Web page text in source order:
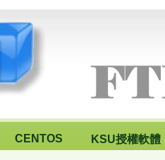
CENTOS KSU授權軟體